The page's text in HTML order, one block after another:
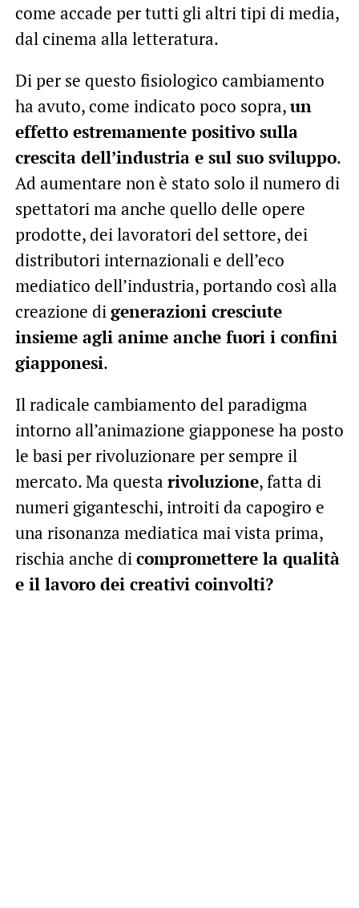
come accade per tutti gli altri tipi di media,
dal cinema alla letteratura.
Di per se questo fisiologico cambiamento
ha avuto, come indicato poco sopra,un
effetto estremamente positivo sulla
crescita dell’industria e sul suo sviluppo.
Ad aumentare non è stato solo il numero di
spettatori ma anche quello delle opere
prodotte, dei lavoratori del settore, dei
distributori internazionali e dell’eco
mediatico dell’industria, portando così alla
creazione digenerazioni cresciute
insieme agli anime anche fuori i confini
giapponesi.
Il radicale cambiamento del paradigma
intorno all’animazione giapponese ha posto
le basi per rivoluzionare per sempre il
mercato. Ma questa rivoluzione, fatta di
numeri giganteschi, introiti da capogiro e
una risonanza mediatica mai vista prima,
rischia anche dicompromettere la qualità
e il lavoro dei creativi coinvolti?